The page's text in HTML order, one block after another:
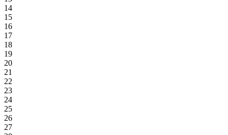
14
15
16
17
18
19
20
21
22
23
24
25
26
27